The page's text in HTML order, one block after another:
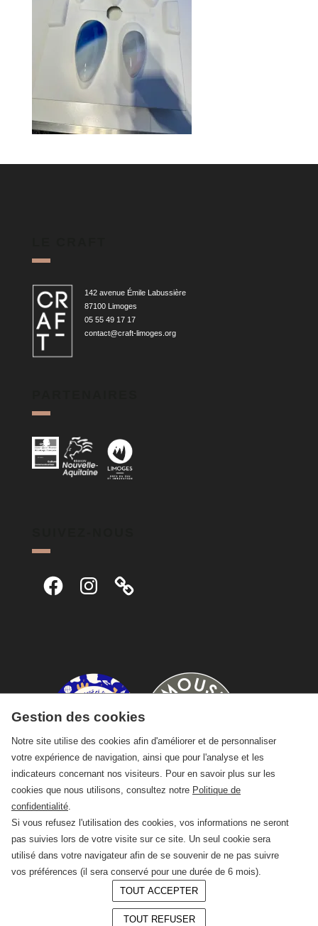
142 avenue Émile Labussière
87100 Limoges
05 55 49 17 17
contact@craft-limoges.org
FacebookInstagram
© 2026 —CRAFT Limoges
Gestion des cookies
Notre site utilise des cookies afin d'améliorer et de personnaliser
votre expérience de navigation, ainsi que pour l'analyse et les
indicateurs concernant nos visiteurs. Pour en savoir plus sur les
cookies que nous utilisons, consultez notre Politique de
confidentialité
Si vous refusez l'utilisation des cookies, vos informations ne seront
pas suivies lors de votre visite sur ce site. Un seul cookie sera
utilisé dans votre navigateur afin de se souvenir de ne pas suivre
vos préférences (il sera conservé pour une durée de 6 mois).
TOUT ACCEPTER
TOUT REFUSER